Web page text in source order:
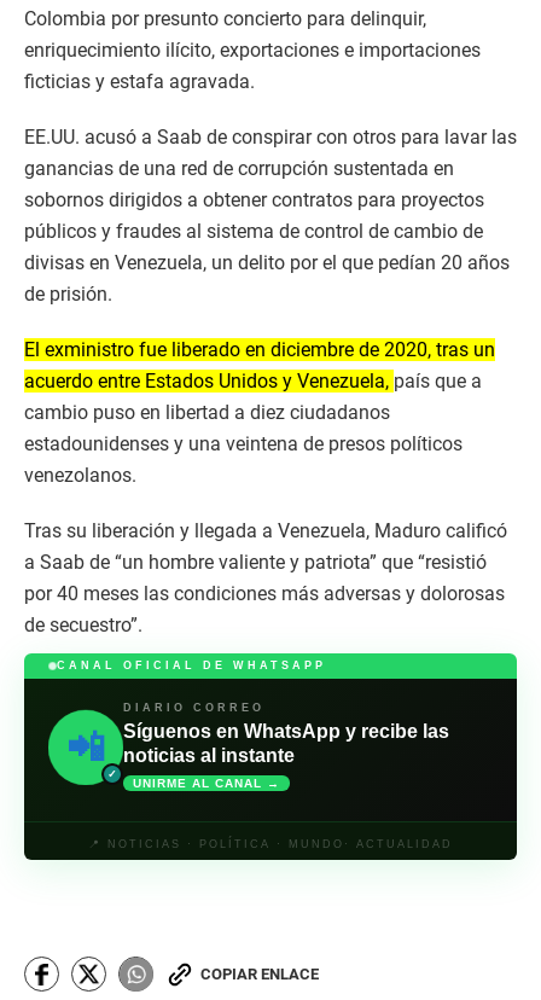
Colombia por presunto concierto para delinquir,
enriquecimiento ilícito, exportaciones e importaciones
ficticias y estafa agravada.
EE.UU. acusó a Saab de conspirar con otros para lavar las
ganancias de una red de corrupción sustentada en
sobornos dirigidos a obtener contratos para proyectos
públicos y fraudes al sistema de control de cambio de
divisas en Venezuela, un delito por el que pedían 20 años
de prisión.
El exministro fue liberado en diciembre de 2020, tras un
acuerdo entre Estados Unidos y Venezuela, país que a
cambio puso en libertad a diez ciudadanos
estadounidenses y una veintena de presos políticos
venezolanos.
Tras su liberación y llegada a Venezuela, Maduro calificó
a Saab de “un hombre valiente y patriota” que “resistió
por 40 meses las condiciones más adversas y dolorosas
de secuestro”.
CANAL OFICIAL DE WHATSAPP
📲
✓
DIARIO CORREO
Síguenos en WhatsApp y recibe las
noticias al instante
UNIRME AL CANAL →
📍 NOTICIAS · POLÍTICA · MUNDO· ACTUALIDAD
COPIAR ENLACE